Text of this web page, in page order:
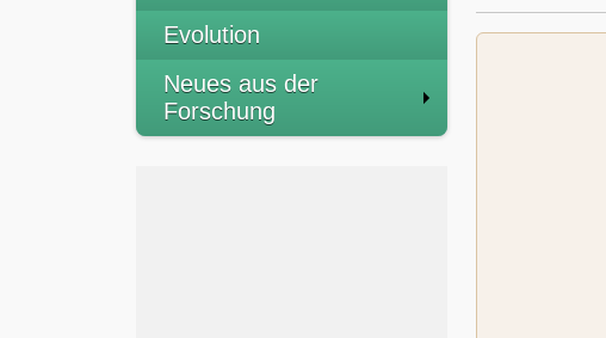
Evolution
Neues aus der
Forschung